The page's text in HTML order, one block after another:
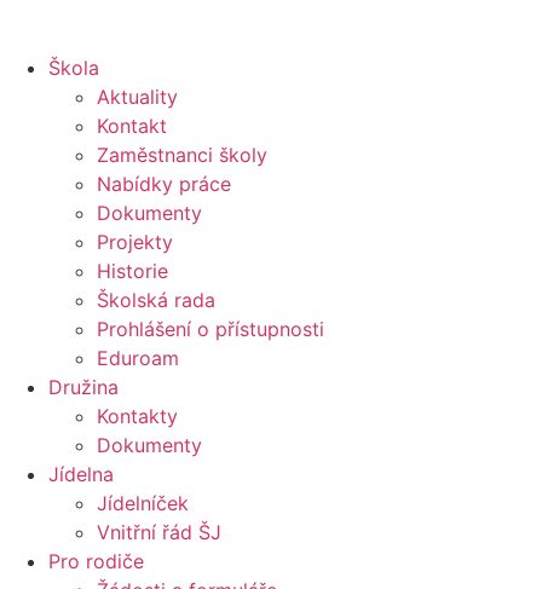
Škola
Aktuality
Kontakt
Zaměstnanci školy
Nabídky práce
Dokumenty
Projekty
Historie
Školská rada
Prohlášení o přístupnosti
Eduroam
Družina
Kontakty
Dokumenty
Jídelna
Jídelníček
Vnitřní řád ŠJ
Pro rodiče